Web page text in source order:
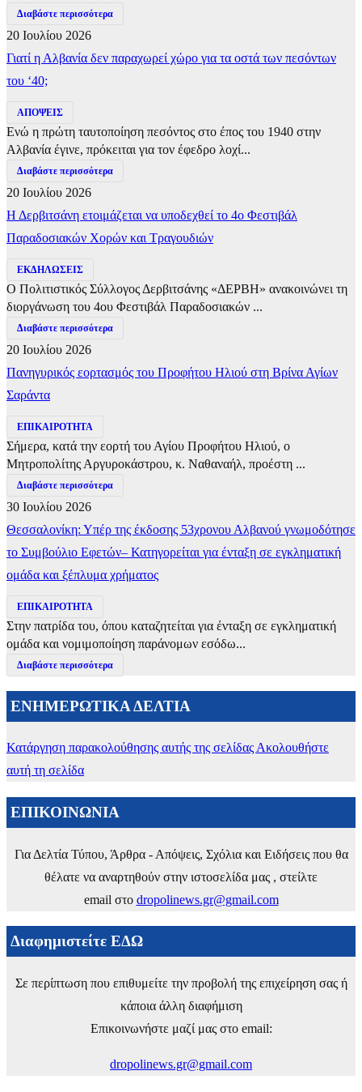
Διαβάστε περισσότερα
20 Ιουλίου 2026
Γιατί η Αλβανία δεν παραχωρεί χώρο για τα οστά των πεσόντων
του ‘40;
ΑΠΟΨΕΙΣ
Ενώ η πρώτη ταυτοποίηση πεσόντος στο έπος του 1940 στην
Αλβανία έγινε, πρόκειται για τον έφεδρο λοχί...
Διαβάστε περισσότερα
20 Ιουλίου 2026
Η Δερβιτσάνη ετοιμάζεται να υποδεχθεί το 4ο Φεστιβάλ
Παραδοσιακών Χορών και Τραγουδιών
ΕΚΔΗΛΩΣΕΙΣ
Ο Πολιτιστικός Σύλλογος Δερβιτσάνης «ΔΕΡΒΗ» ανακοινώνει τη
διοργάνωση του 4ου Φεστιβάλ Παραδοσιακών ...
Διαβάστε περισσότερα
20 Ιουλίου 2026
Πανηγυρικός εορτασμός του Προφήτου Ηλιού στη Βρίνα Αγίων
Σαράντα
ΕΠΙΚΑΙΡΟΤΗΤΑ
Σήμερα, κατά την εορτή του Αγίου Προφήτου Ηλιού, ο
Μητροπολίτης Αργυροκάστρου, κ. Ναθαναήλ, προέστη ...
Διαβάστε περισσότερα
30 Ιουλίου 2026
Θεσσαλονίκη: Υπέρ της έκδοσης 53χρονου Αλβανού γνωμοδότησε
το Συμβούλιο Εφετών– Κατηγορείται για ένταξη σε εγκληματική
ομάδα και ξέπλυμα χρήματος
ΕΠΙΚΑΙΡΟΤΗΤΑ
Στην πατρίδα του, όπου καταζητείται για ένταξη σε εγκληματική
ομάδα και νομιμοποίηση παράνομων εσόδω...
Διαβάστε περισσότερα
ΕΝΗΜΕΡΩΤΙΚΑ ΔΕΛΤΙΑ
Κατάργηση παρακολούθησης αυτής της σελίδας Ακολουθήστε
αυτή τη σελίδα
ΕΠΙΚΟΙΝΩΝΙΑ
Για Δελτία Τύπου, Άρθρα - Απόψεις, Σχόλια και Ειδήσεις που θα
θέλατε να αναρτηθούν στην ιστοσελίδα μας , στείλτε
email στο dropolinews.gr@gmail.com
Διαφημιστείτε ΕΔΩ
Σε περίπτωση που επιθυμείτε την προβολή της επιχείρηση σας ή
κάποια άλλη διαφήμιση
Επικοινωνήστε μαζί μας στο email:
dropolinews.gr@gmail.com